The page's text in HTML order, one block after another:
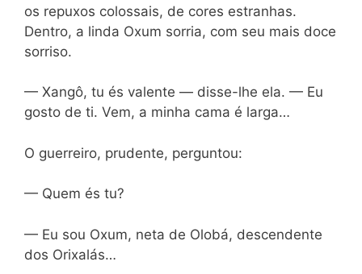
os repuxos colossais, de cores estranhas.
Dentro, a linda Oxum sorria, com seu mais doce
sorriso.
— Xangô, tu és valente — disse-lhe ela. — Eu
gosto de ti. Vem, a minha cama é larga…
O guerreiro, prudente, perguntou:
— Quem és tu?
— Eu sou Oxum, neta de Olobá, descendente
dos Orixalás…